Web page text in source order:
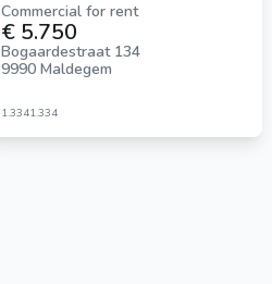
Commercial for rent
€ 5.750
Bogaardestraat 134
9990 Maldegem
1.3341.334